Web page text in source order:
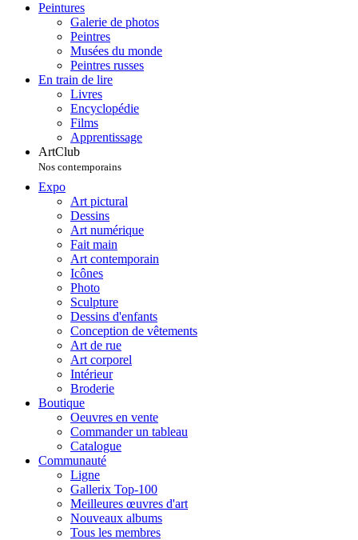
Peintures
Galerie de photos
Peintres
Musées du monde
Peintres russes
En train de lire
Livres
Encyclopédie
Films
Apprentissage
ArtClub
Nos contemporains
Expo
Art pictural
Dessins
Art numérique
Fait main
Art contemporain
Icônes
Photo
Sculpture
Dessins d'enfants
Conception de vêtements
Art de rue
Art corporel
Intérieur
Broderie
Boutique
Oeuvres en vente
Commander un tableau
Catalogue
Communauté
Ligne
Gallerix Top-100
Meilleures œuvres d'art
Nouveaux albums
Tous les membres